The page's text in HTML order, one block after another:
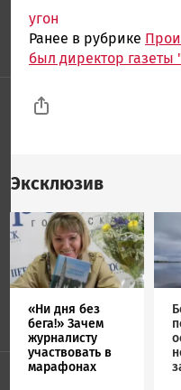
угон
Ранее в рубрике
был директор газеты
Эксклюзив
Image
«Ни дня без
бега!» Зачем
журналисту
участвовать в
марафонах